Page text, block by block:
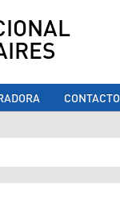
CONTACTO